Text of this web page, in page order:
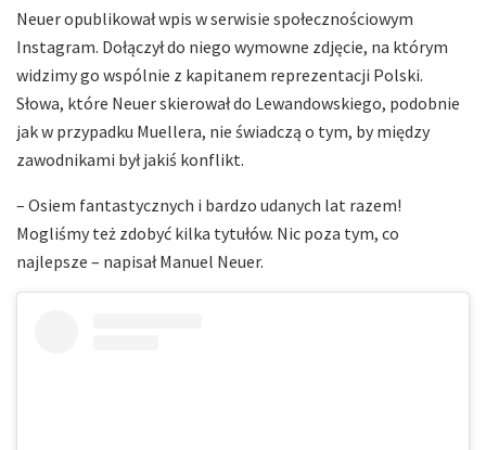
Neuer opublikował wpis w serwisie społecznościowym
Instagram. Dołączył do niego wymowne zdjęcie, na którym
widzimy go wspólnie z kapitanem reprezentacji Polski.
Słowa, które Neuer skierował do Lewandowskiego, podobnie
jak w przypadku Muellera, nie świadczą o tym, by między
zawodnikami był jakiś konflikt.
– Osiem fantastycznych i bardzo udanych lat razem!
Mogliśmy też zdobyć kilka tytułów. Nic poza tym, co
najlepsze – napisał Manuel Neuer.